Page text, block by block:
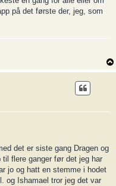
på det første der, jeg, som
det er siste gang Dragen og
flere ganger før det jeg har
jo og hatt en stemme i hodet
og Ishamael tror jeg det var